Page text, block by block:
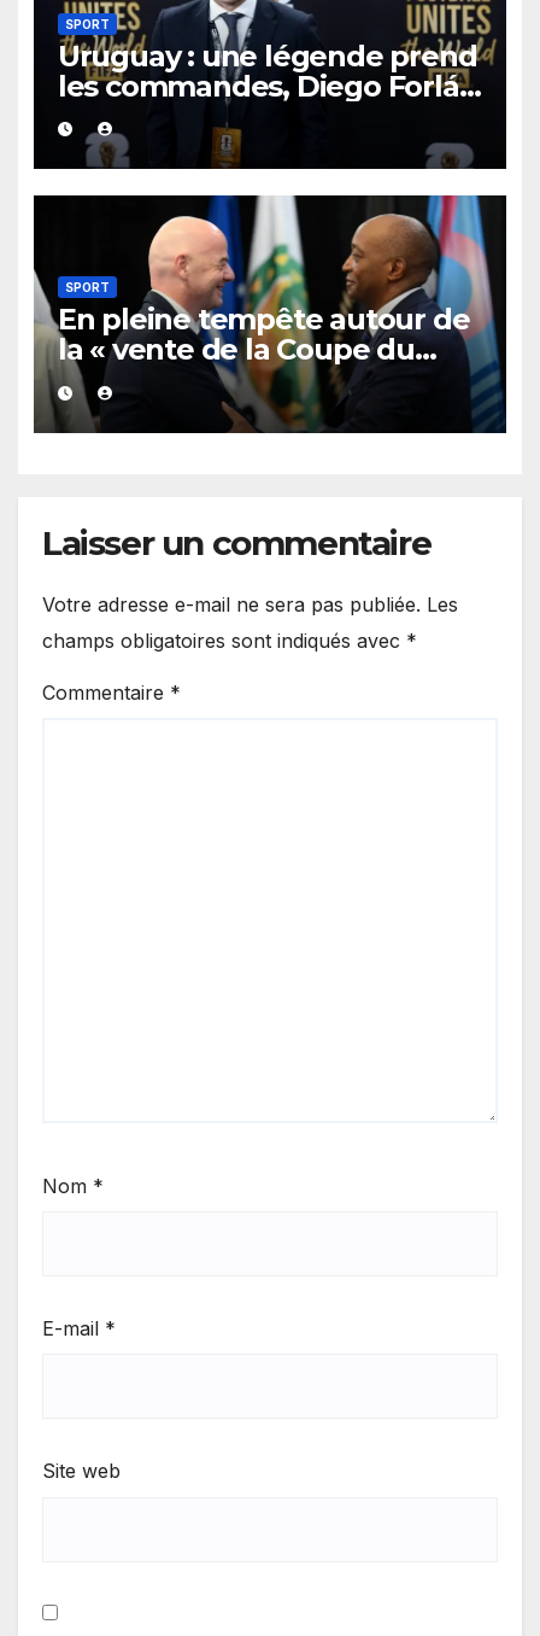
SPORT
Uruguay : une légende prend
les commandes, Diego Forlán
est le nouveau sélectionneur
de la Celeste.
SPORT
En pleine tempête autour de
la « vente de la Coupe du
monde », Gianni Infantino
peut compter sur un soutien
sans faille de la
Laisser un commentaire
Votre adresse e-mail ne sera pas publiée. Les
champs obligatoires sont indiqués avec *
Commentaire *
Nom *
E-mail *
Site web